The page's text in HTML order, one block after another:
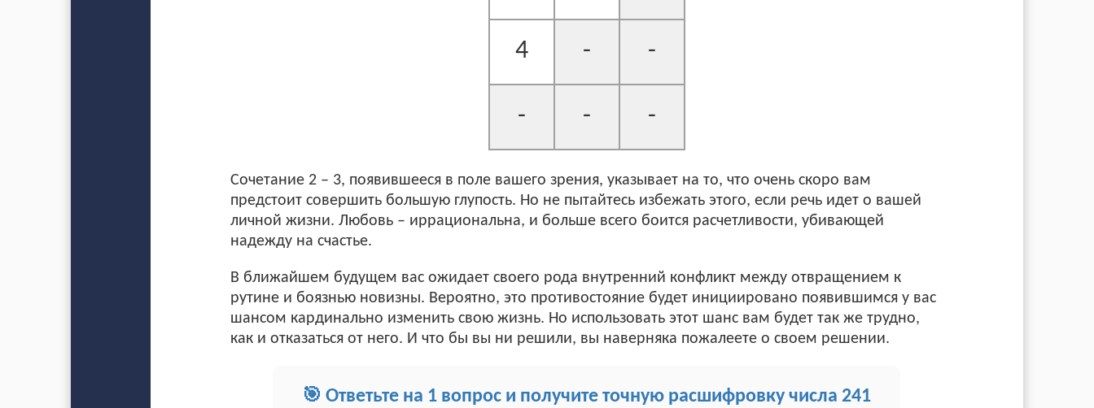
4 - -
- - -
Сочетание 2 – 3, появившееся в поле вашего зрения, указывает на то, что очень скоро вам
предстоит совершить большую глупость. Но не пытайтесь избежать этого, если речь идет о вашей
личной жизни. Любовь – иррациональна, и больше всего боится расчетливости, убивающей
надежду на счастье.
В ближайшем будущем вас ожидает своего рода внутренний конфликт между отвращением к
рутине и боязнью новизны. Вероятно, это противостояние будет инициировано появившимся у вас
шансом кардинально изменить свою жизнь. Но использовать этот шанс вам будет так же трудно,
как и отказаться от него. И что бы вы ни решили, вы наверняка пожалеете о своем решении.
🎯 Ответьте на 1 вопрос и получите точную расшифровку числа 241